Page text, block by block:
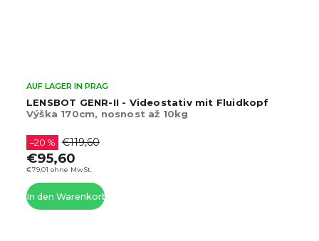
Video-DSLR-Stativ TA30 Titan (Schwarz)
AUF LAGER IN PRAG
€19,80 ohne MwSt.
–33 % €35,96
€23,96
In den Warenkorb